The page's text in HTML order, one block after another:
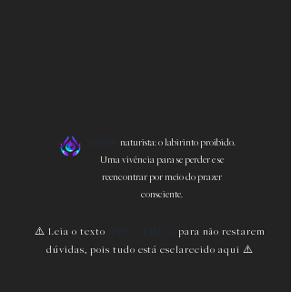
imersão naturista: o labirinto proibido.
Uma vivência para se perder e se
reencontrar por meio do prazer
consciente.
⚠️ Leia o texto ATÉ O FINAL
para não restarem
dúvidas, pois tudo está esclarecido aqui ⚠️